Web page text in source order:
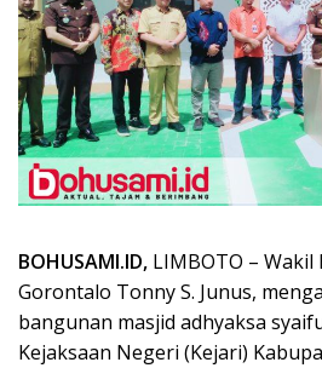
BOHUSAMI.ID, LIMBOTO –
Gorontalo Tonny S. Junus,
bangunan masjid adhyaksa
Kejaksaan Negeri (Kejari)